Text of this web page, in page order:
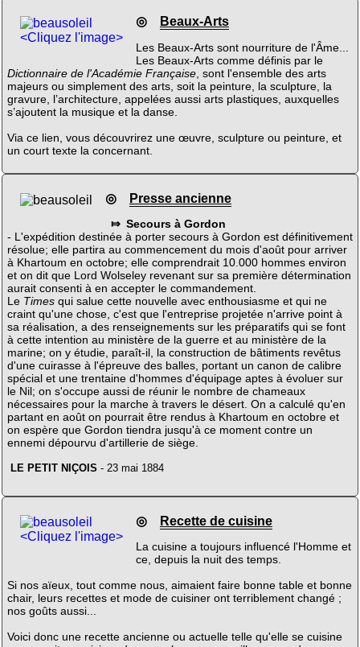
<Cliquez l'image>
◎ Beaux-Arts
Les Beaux-Arts sont nourriture de l'Âme...
Les Beaux-Arts comme définis par le
Dictionnaire de l'Académie Française, sont l'ensemble des arts
majeurs ou simplement des arts, soit la peinture, la sculpture, la
gravure, l’architecture, appelées aussi arts plastiques, auxquelles
s’ajoutent la musique et la danse.
Via ce lien, vous découvrirez une œuvre, sculpture ou peinture, et
un court texte la concernant.
◎ Presse ancienne
⤇ Secours à Gordon
- L'expédition destinée à porter secours à Gordon est définitivement
résolue; elle partira au commencement du mois d'août pour arriver
à Khartoum en octobre; elle comprendrait 10.000 hommes environ
et on dit que Lord Wolseley revenant sur sa première détermination
aurait consenti à en accepter le commandement.
Le Timesqui salue cette nouvelle avec enthousiasme et qui ne
craint qu'une chose, c'est que l'entreprise projetée n'arrive point à
sa réalisation, a des renseignements sur les préparatifs qui se font
à cette intention au ministère de la guerre et au ministère de la
marine; on y étudie, paraît-il, la construction de bâtiments revêtus
d'une cuirasse à l'épreuve des balles, portant un canon de calibre
spécial et une trentaine d'hommes d'équipage aptes à évoluer sur
le Nil; on s'occupe aussi de réunir le nombre de chameaux
nécessaires pour la marche à travers le désert. On a calculé qu'en
partant en août on pourrait être rendus à Khartoum en octobre et
on espère que Gordon tiendra jusqu'à ce moment contre un
ennemi dépourvu d'artillerie de siège.
LE PETIT NIÇOIS - 23 mai 1884
<Cliquez l'image>
◎ Recette de cuisine
La cuisine a toujours influencé l'Homme et
ce, depuis la nuit des temps.
Si nos aïeux, tout comme nous, aimaient faire bonne table et bonne
chair, leurs recettes et mode de cuisiner ont terriblement changé ;
nos goûts aussi...
Voici donc une recette ancienne ou actuelle telle qu'elle se cuisine